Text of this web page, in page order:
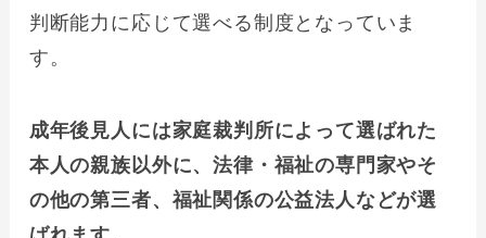
判断能力に応じて選べる制度となっていま
す。
成年後見人には家庭裁判所によって選ばれた
本人の親族以外に、法律・福祉の専門家やそ
の他の第三者、福祉関係の公益法人などが選